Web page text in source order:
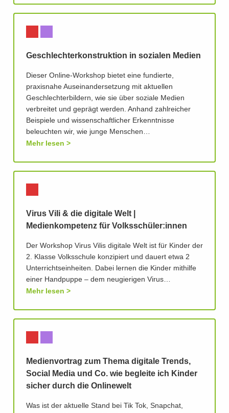
Geschlechterkonstruktion in sozialen Medien
Dieser Online-Workshop bietet eine fundierte,
praxisnahe Auseinandersetzung mit aktuellen
Geschlechterbildern, wie sie über soziale Medien
verbreitet und geprägt werden. Anhand zahlreicher
Beispiele und wissenschaftlicher Erkenntnisse
beleuchten wir, wie junge Menschen…
Mehr lesen
Virus Vili & die digitale Welt |
Medienkompetenz für Volksschüler:innen
Der Workshop Virus Vilis digitale Welt ist für Kinder der
2. Klasse Volksschule konzipiert und dauert etwa 2
Unterrichtseinheiten. Dabei lernen die Kinder mithilfe
einer Handpuppe – dem neugierigen Virus…
Mehr lesen
Medienvortrag zum Thema digitale Trends,
Social Media und Co. wie begleite ich Kinder
sicher durch die Onlinewelt
Was ist der aktuelle Stand bei Tik Tok, Snapchat,